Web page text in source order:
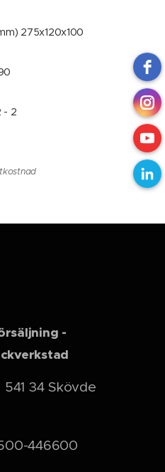
275x120x100
- 2
-
34 Skövde
446600